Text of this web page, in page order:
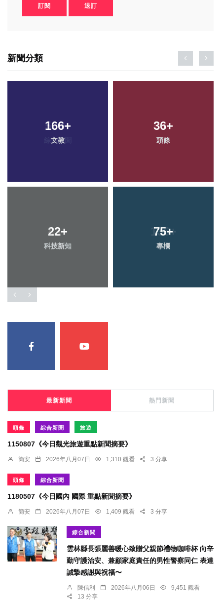
訂閱 退訂
新聞分類
166+
文教
36+
頭條
22+
科技新知
75+
專欄
最新新聞 熱門新聞
頭條 綜合新聞 旅遊
1150807《今日觀光旅遊重點新聞摘要》
簡安 2026年八月07日 1,310 觀看 3 分享
頭條 綜合新聞
1180507《今日國內 國際 重點新聞摘要》
簡安 2026年八月07日 1,409 觀看 3 分享
綜合新聞
雲林縣長張麗善暖心致贈父親節禮物咖啡杯 向辛
勤守護治安、兼顧家庭責任的男性警察同仁 表達
誠摯感謝與祝福〜
陳信利 2026年八月06日
9,451 觀看
13 分享